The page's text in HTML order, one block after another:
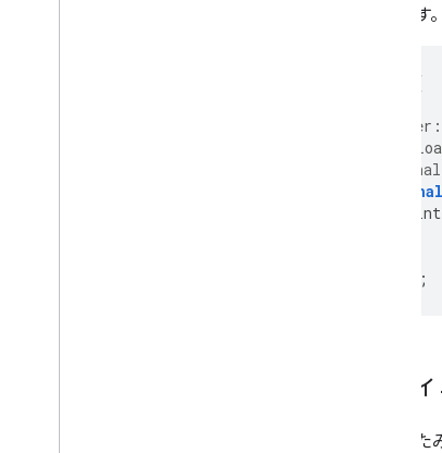
返します。
(
listener:
final
final
print
();
メデ
折りた